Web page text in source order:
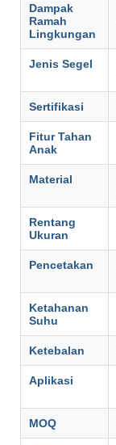
Dampak
Ramah
Lingkungan
Jenis Segel
Sertifikasi
Fitur Tahan
Anak
Material
Rentang
Ukuran
Pencetakan
Ketahanan
Suhu
Ketebalan
Aplikasi
MOQ